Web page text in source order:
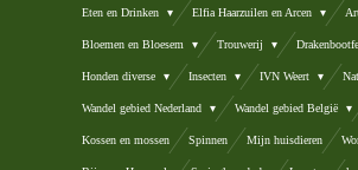
Eten en Drinken Elfia Haarzuilen en Arcen
Bloemen en Bloesem Trouwerij
Honden diverse Insecten IVN Weert
Wandel gebied Nederland Wandel gebied België
Kossen en mossen Spinnen Mijn huisdieren